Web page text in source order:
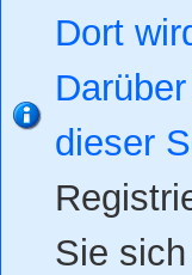
Dort
dieser
Sie